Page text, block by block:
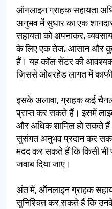
ऑनलाइन ग्राहक सहायता
अनुभव में सुधार का एक
सहायता को अपनाकर,
के लिए एक तेज, आसान और
हैं। यह कॉल सेंटर की
जिससे ओवरहेड लागत में
इसके अलावा, ग्राहक कई
प्राप्त कर सकते हैं। इसमें
और अधिक शामिल हो सकते
सुसंगत अनुभव प्रदान कर
मदद कर सकते हैं कि किसी भी
जवाब दिया जाए।
अंत में, ऑनलाइन ग्राहक
सुनिश्चित कर सकते हैं कि उनके